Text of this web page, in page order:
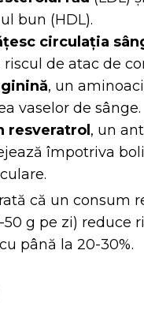
bun (HDL).
circulația
de atac de
, un
vaselor de sânge.
resveratrol , un
împotriva
că un consum
g pe zi) reduce
până la 20-30%.